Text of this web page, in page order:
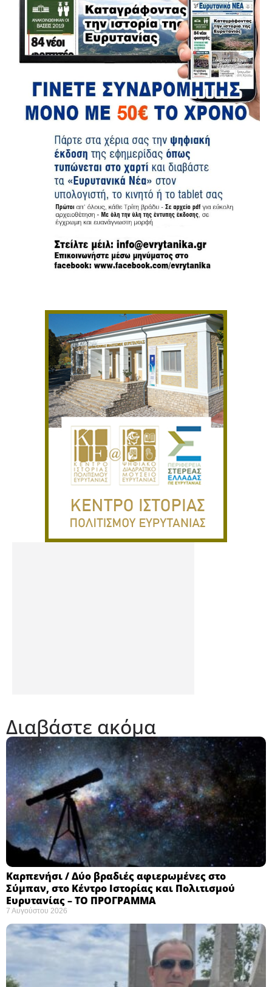
Διαβάστε ακόμα
Καρπενήσι / Δύο βραδιές αφιερωμένες στο
Σύμπαν, στο Κέντρο Ιστορίας και Πολιτισμού
Ευρυτανίας – ΤΟ ΠΡΟΓΡΑΜΜΑ
7 Αυγούστου 2026